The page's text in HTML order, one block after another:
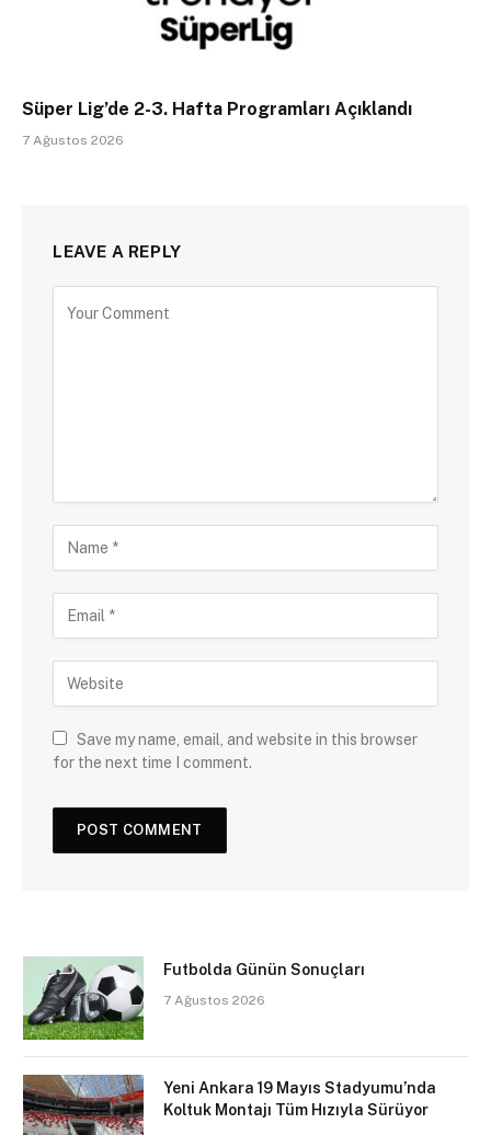
Süper Lig’de 2-3. Hafta Programları Açıklandı
7 Ağustos 2026
LEAVE A REPLY
Save my name, email, and website in this browser
for the next time I comment.
Futbolda Günün Sonuçları
7 Ağustos 2026
Yeni Ankara 19 Mayıs Stadyumu’nda
Koltuk Montajı Tüm Hızıyla Sürüyor